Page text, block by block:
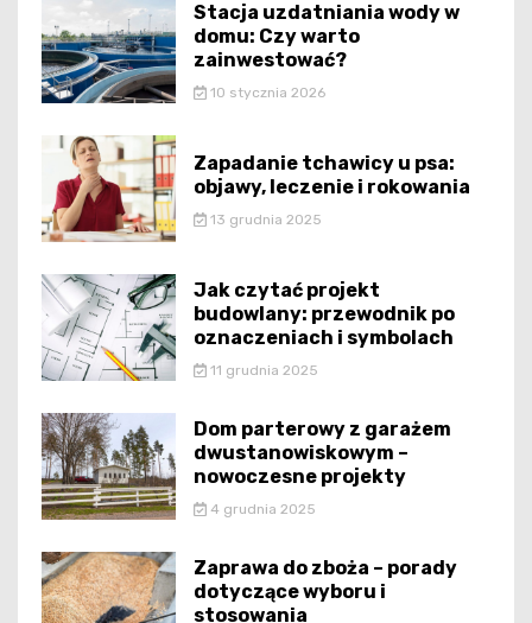
Stacja uzdatniania wody w
domu: Czy warto
zainwestować?
10 stycznia 2026
Zapadanie tchawicy u psa:
objawy, leczenie i rokowania
13 grudnia 2025
Jak czytać projekt
budowlany: przewodnik po
oznaczeniach i symbolach
11 grudnia 2025
Dom parterowy z garażem
dwustanowiskowym –
nowoczesne projekty
4 grudnia 2025
Zaprawa do zboża – porady
dotyczące wyboru i
stosowania